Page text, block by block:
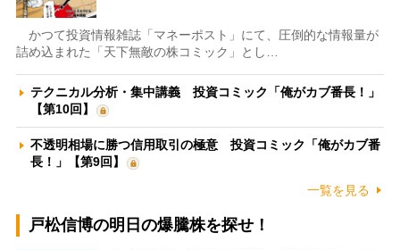
かつて投資情報雑誌「マネーポスト」にて、圧倒的な情報量が
詰め込まれた「天下無敵の株コミック」とし…
テクニカル分析・集中講義 投資コミック「俺がカブ番長！」
【第10回】
不透明相場に勝つ信用取引の極意 投資コミック「俺がカブ番
長！」【第9回】
一覧を見る
戸松信博の明日の爆騰株を探せ！